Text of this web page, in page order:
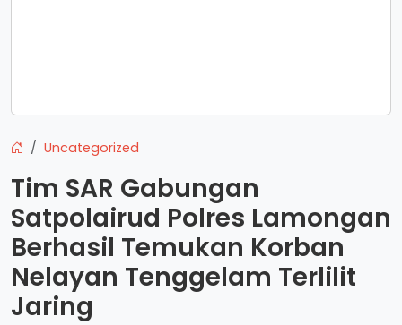
Uncategorized
Tim SAR Gabungan
Satpolairud Polres Lamongan
Berhasil Temukan Korban
Nelayan Tenggelam Terlilit
Jaring